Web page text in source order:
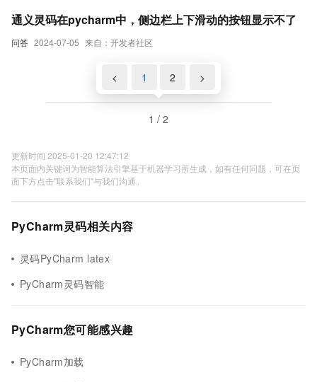
问答 2024-07-05 来自：开发者社区
通义灵码在pycharm中，侧边栏上下滑动的按钮显示不了
< 1 2 >
1 / 2
更新时间 2025-01-20 12:47:12
本页面内关键词为智能算法引擎基于机器学习所生成，如有任何问题，可在页
面下方点击"联系我们"与我们沟通。
PyCharm灵码相关内容
灵码PyCharm latex
PyCharm灵码智能
PyCharm您可能感兴趣
PyCharm加载